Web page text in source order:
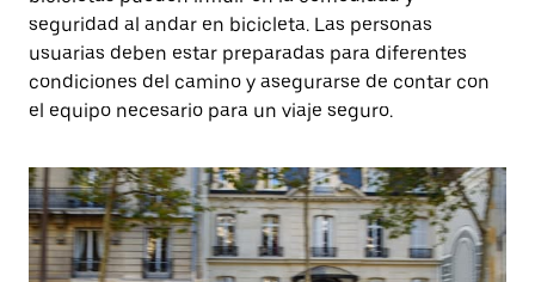
seguridad al andar en bicicleta. Las personas
usuarias deben estar preparadas para diferentes
condiciones del camino y asegurarse de contar con
el equipo necesario para un viaje seguro.